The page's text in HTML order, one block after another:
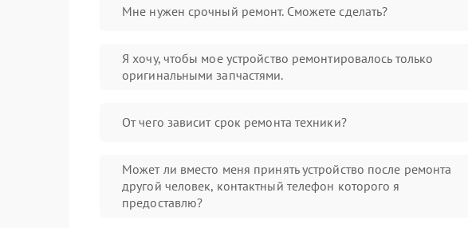
Мне нужен срочный ремонт. Сможете сделать?
Я хочу, чтобы мое устройство ремонтировалось только
оригинальными запчастями.
От чего зависит срок ремонта техники?
Может ли вместо меня принять устройство после ремонта
другой человек, контактный телефон которого я
предоставлю?